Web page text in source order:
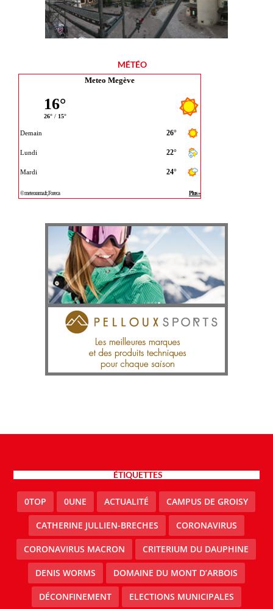
MÉTÉO
Meteo Megève
ÉTIQUETTES
0TOP 0UNE ACTUALITÉ CAMPUS DE GROISY
CATHERINE JULLIEN-BRECHES CORONAVIRUS
CORONAVIRUS MACRON CRITERIUM DU DAUPHINE
DENIS WORMS DOMAINE DU MONT D’ARBOIS
DÉCONFINEMENT ELECTIONS MUNICIPALES